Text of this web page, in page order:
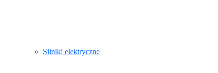
Silniki elektryczne